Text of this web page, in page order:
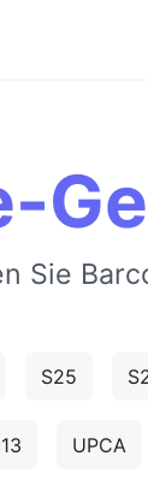
Sie
S25
UPCA